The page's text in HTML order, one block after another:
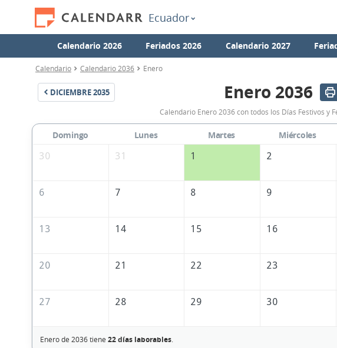
Ecuador
Calendario 2026 Feriados 2026 Calendario 2027
Calendario Calendario 2036 Enero
DICIEMBRE2035
2036
Enero 2036
Calendario Enero 2036 con todos los Días Festivos y
Domingo Lunes Martes Miércoles
30
31 1 2
6 7 8 9
13 14 15 16
20 21 22 23
27 28 29 30
Enero de 2036 tiene 22 días laborables.